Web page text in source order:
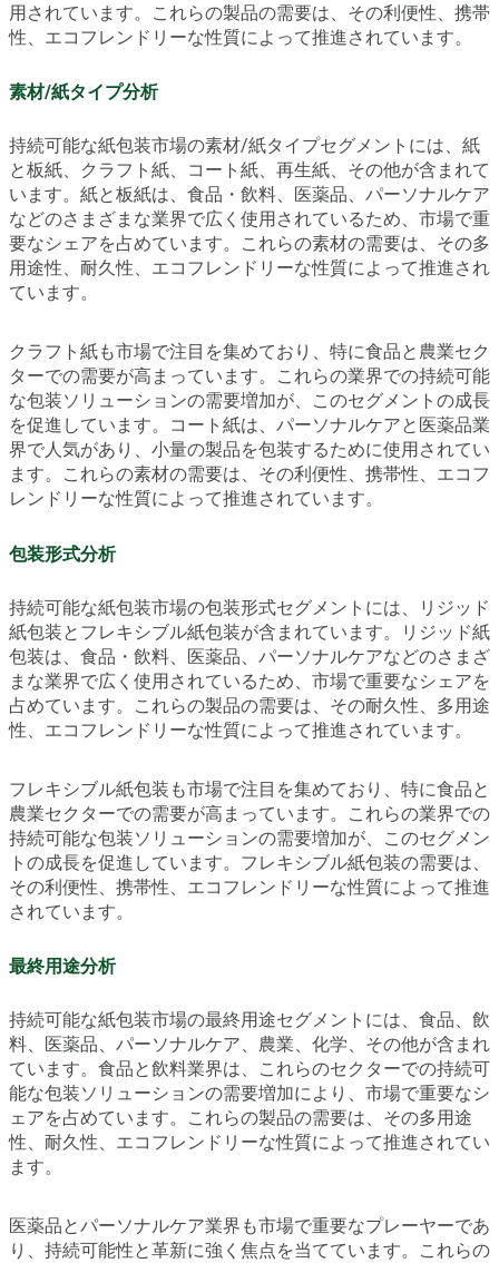
用されています。これらの製品の需要は、その利便性、携帯
性、エコフレンドリーな性質によって推進されています。
素材/紙タイプ分析
持続可能な紙包装市場の素材/紙タイプセグメントには、紙
と板紙、クラフト紙、コート紙、再生紙、その他が含まれて
います。紙と板紙は、食品・飲料、医薬品、パーソナルケア
などのさまざまな業界で広く使用されているため、市場で重
要なシェアを占めています。これらの素材の需要は、その多
用途性、耐久性、エコフレンドリーな性質によって推進され
ています。
クラフト紙も市場で注目を集めており、特に食品と農業セク
ターでの需要が高まっています。これらの業界での持続可能
な包装ソリューションの需要増加が、このセグメントの成長
を促進しています。コート紙は、パーソナルケアと医薬品業
界で人気があり、小量の製品を包装するために使用されてい
ます。これらの素材の需要は、その利便性、携帯性、エコフ
レンドリーな性質によって推進されています。
包装形式分析
持続可能な紙包装市場の包装形式セグメントには、リジッド
紙包装とフレキシブル紙包装が含まれています。リジッド紙
包装は、食品・飲料、医薬品、パーソナルケアなどのさまざ
まな業界で広く使用されているため、市場で重要なシェアを
占めています。これらの製品の需要は、その耐久性、多用途
性、エコフレンドリーな性質によって推進されています。
フレキシブル紙包装も市場で注目を集めており、特に食品と
農業セクターでの需要が高まっています。これらの業界での
持続可能な包装ソリューションの需要増加が、このセグメン
トの成長を促進しています。フレキシブル紙包装の需要は、
その利便性、携帯性、エコフレンドリーな性質によって推進
されています。
最終用途分析
持続可能な紙包装市場の最終用途セグメントには、食品、飲
料、医薬品、パーソナルケア、農業、化学、その他が含まれ
ています。食品と飲料業界は、これらのセクターでの持続可
能な包装ソリューションの需要増加により、市場で重要なシ
ェアを占めています。これらの製品の需要は、その多用途
性、耐久性、エコフレンドリーな性質によって推進されてい
ます。
医薬品とパーソナルケア業界も市場で重要なプレーヤーであ
り、持続可能性と革新に強く焦点を当てています。これらの